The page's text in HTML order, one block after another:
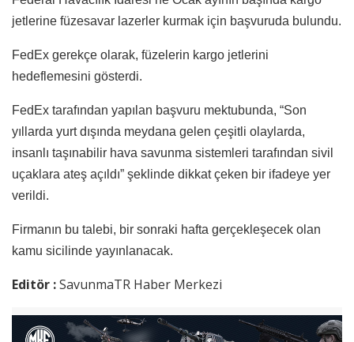
jetlerine füzesavar lazerler kurmak için başvuruda bulundu.
FedEx gerekçe olarak, füzelerin kargo jetlerini
hedeflemesini gösterdi.
FedEx tarafından yapılan başvuru mektubunda, “Son
yıllarda yurt dışında meydana gelen çeşitli olaylarda,
insanlı taşınabilir hava savunma sistemleri tarafından sivil
uçaklara ateş açıldı” şeklinde dikkat çeken bir ifadeye yer
verildi.
Firmanın bu talebi, bir sonraki hafta gerçekleşecek olan
kamu sicilinde yayınlanacak.
Editör :SavunmaTR Haber Merkezi